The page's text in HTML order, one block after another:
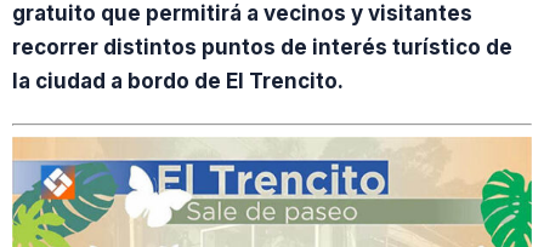
gratuito que permitirá a vecinos y visitantes
recorrer distintos puntos de interés turístico de
la ciudad a bordo de El Trencito.